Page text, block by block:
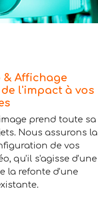
Affichage
l'impact à vos
prend toute sa
Nous assurons la
de vos
qu'il s'agisse d'une
la refonte d'une